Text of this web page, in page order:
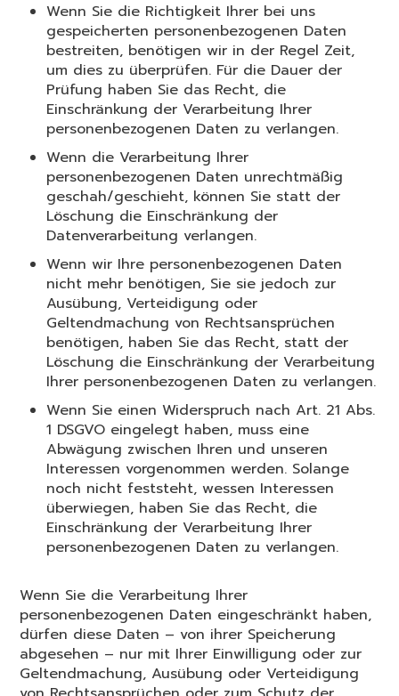
Wenn Sie die Richtigkeit Ihrer bei uns
gespeicherten personenbezogenen Daten
bestreiten, benötigen wir in der Regel Zeit,
um dies zu überprüfen. Für die Dauer der
Prüfung haben Sie das Recht, die
Einschränkung der Verarbeitung Ihrer
personenbezogenen Daten zu verlangen.
Wenn die Verarbeitung Ihrer
personenbezogenen Daten unrechtmäßig
geschah/geschieht, können Sie statt der
Löschung die Einschränkung der
Datenverarbeitung verlangen.
Wenn wir Ihre personenbezogenen Daten
nicht mehr benötigen, Sie sie jedoch zur
Ausübung, Verteidigung oder
Geltendmachung von Rechtsansprüchen
benötigen, haben Sie das Recht, statt der
Löschung die Einschränkung der Verarbeitung
Ihrer personenbezogenen Daten zu verlangen.
Wenn Sie einen Widerspruch nach Art. 21 Abs.
1 DSGVO eingelegt haben, muss eine
Abwägung zwischen Ihren und unseren
Interessen vorgenommen werden. Solange
noch nicht feststeht, wessen Interessen
überwiegen, haben Sie das Recht, die
Einschränkung der Verarbeitung Ihrer
personenbezogenen Daten zu verlangen.
Wenn Sie die Verarbeitung Ihrer
personenbezogenen Daten eingeschränkt haben,
dürfen diese Daten – von ihrer Speicherung
abgesehen – nur mit Ihrer Einwilligung oder zur
Geltendmachung, Ausübung oder Verteidigung